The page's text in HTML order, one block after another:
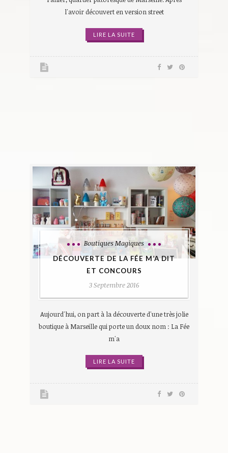
l'avoir découvert en version street
LIRE LA SUITE
Boutiques Magiques
DÉCOUVERTE DE LA FÉE M’A DIT
ET CONCOURS
3 Septembre 2016
Aujourd'hui, on part à la découverte d'une très jolie
boutique à Marseille qui porte un doux nom : La Fée
m'a
LIRE LA SUITE